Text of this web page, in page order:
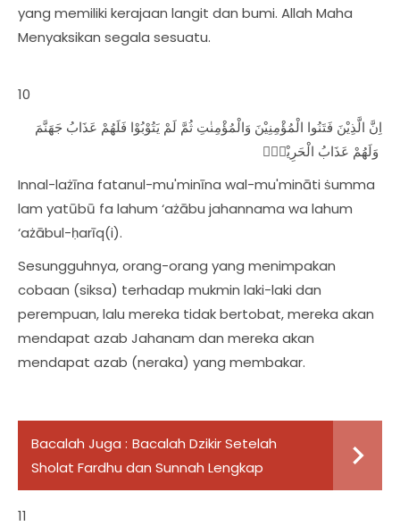
yang memiliki kerajaan langit dan bumi. Allah Maha
Menyaksikan segala sesuatu.
10
اِنَّ الَّذِيْنَ فَتَنُوا الْمُؤْمِنِيْنَ وَالْمُؤْمِنٰتِ ثُمَّ لَمْ يَتُوْبُوْا فَلَهُمْ عَذَابُ جَهَنَّمَ
Innal-lażīna fatanul-mu'minīna wal-mu'mināti ṡumma
lam yatūbū fa lahum ‘ażābu jahannama wa lahum
‘ażābul-ḥarīq(i).
Sesungguhnya, orang-orang yang menimpakan
cobaan (siksa) terhadap mukmin laki-laki dan
perempuan, lalu mereka tidak bertobat, mereka akan
mendapat azab Jahanam dan mereka akan
mendapat azab (neraka) yang membakar.
Bacalah Juga : Bacalah Dzikir Setelah
Sholat Fardhu dan Sunnah Lengkap
11